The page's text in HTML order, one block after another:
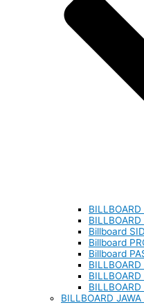
BILLBOARD
Billboard
Billboard
Billboard
BILLBOARD
BILLBOARD JAWA